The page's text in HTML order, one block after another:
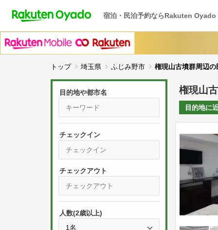
宿泊・民泊予約ならRakuten Oyado
トップ 埼玉県 ふじみ野市 権現山古墳群周辺
目的地や都市名
チェックイン
r
s
s
P
r人数(2歳以上)
権現山
目的地に